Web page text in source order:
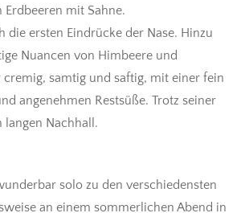
mit Sahne.
die ersten Eindrücke der Nase. Hinzu
Nuancen von Himbeere und
cremig, samtig und saftig, mit einer fein
angenehmen Restsüße. Trotz seiner
langen Nachhall.
solo zu den verschiedensten
an einem sommerlichen Abend in